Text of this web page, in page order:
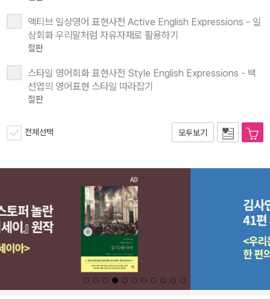
액티브 일상영어 표현사전 Active English Expressions - 일
상회화 우리말처럼 자유자재로 활용하기
절판
스타일 영어회화 표현사전 Style English Expressions - 백
선엽의 영어표현 스타일 따라잡기
절판
전체선택 모두보기